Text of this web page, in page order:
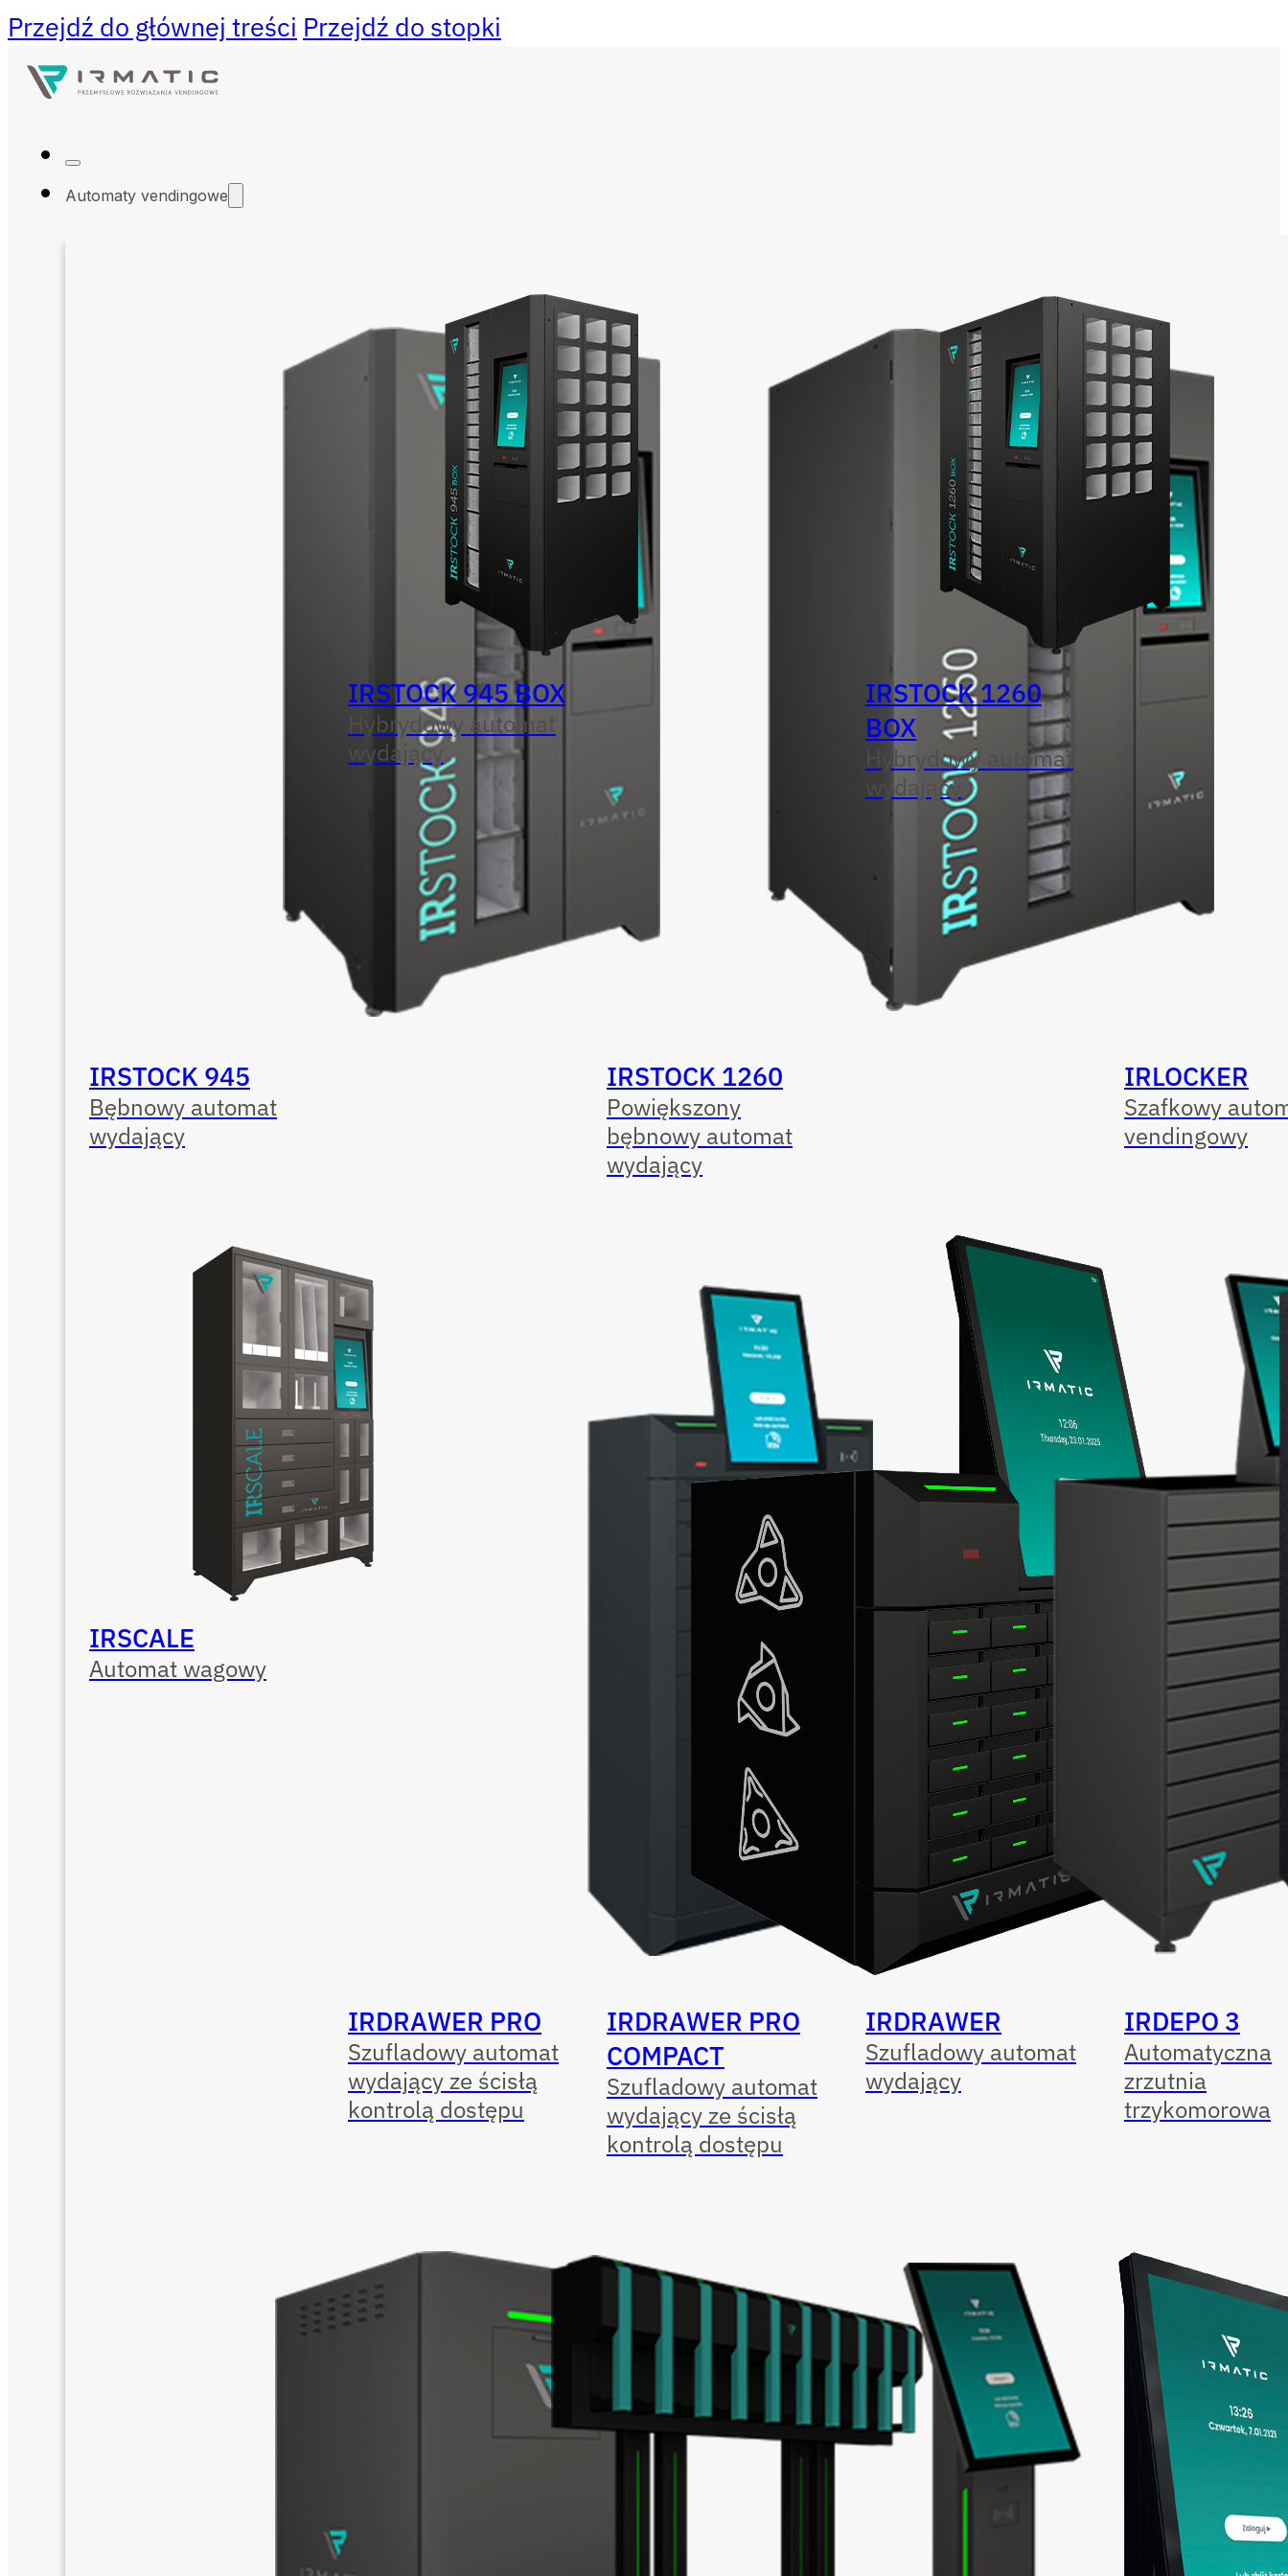
Przejdź do głównej treści Przejdź do stopki
Automaty vendingowe
IRSTOCK 945
Bębnowy automat
wydający
IRSTOCK 945 BOX
Hybrydowy automat
wydający
IRSTOCK 1260
Powiększony
bębnowy automat
wydający
IRSTOCK 1260
BOX
Hybrydowy automat
wydający
IRLOCKER
Szafkowy
vendingowy
IRSCALE
Automat wagowy
IRDRAWER PRO
Szufladowy automat
wydający ze ścisłą
kontrolą dostępu
IRDRAWER PRO
COMPACT
Szufladowy automat
wydający ze ścisłą
kontrolą dostępu
IRDRAWER
Szufladowy automat
wydający
IRDEPO 3
Automatyczna
zrzutnia
trzykomorowa